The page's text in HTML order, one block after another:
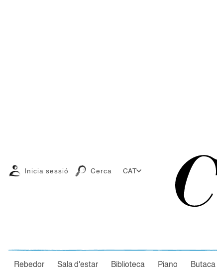
Inicia sessió Cerca CAT
Rebedor Sala d'estar Biblioteca Piano Butaca